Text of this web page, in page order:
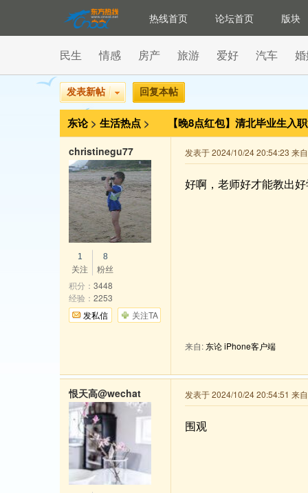
热线首页 论坛首页 版块
民生 情感 房产 旅游 爱好 汽车
发表新帖 回复本帖
东论 > 生活热点 >
【晚8点红包】清北毕业生入
历回流基层是好选择吗？
发表于 2024/10/24 20:54:23 来
好啊，老师好才能教出
来自:东论 iPhone客户端
christinegu77
1
关注
8
粉丝
积分： 3448
经验： 2253
发私信
关注TA
发表于 2024/10/24 20:54:51 来
围观
恨天高@wechat